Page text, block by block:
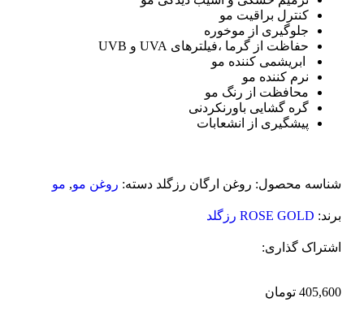
کنترل براقیت مو
جلوگیری از موخوره
حفاظت از گرما ،فیلترهای UVA و UVB
ابریشمی کننده مو
نرم کننده مو
محافظت از رنگ مو
گره گشایی باورنکردنی
پیشگیری از انشعابات
شناسه محصول: روغن ارگان رزگلد دسته: روغن مو, مو
برند: ROSE GOLD رزگلد
اشتراک گذاری:
405,600 تومان